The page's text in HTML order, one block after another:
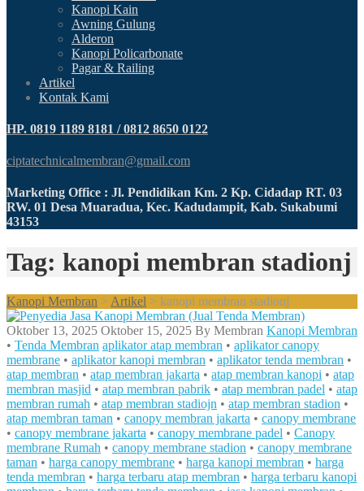
Kanopi Kain
Awning Gulung
Alderon
Kanopi Policarbonate
Pagar & Railing
Artikel
Kontak Kami
HP. 0819 1189 8181 / 0812 8650 0122
ciptatechnicalmembran@gmail.com
Marketing Office : Jl. Pendidikan Km. 2 Kp. Cidadap RT. 03
RW. 01 Desa Muaradua, Kec. Kadudampit, Kab. Sukabumi
43153
Tag: kanopi membran stadionj
Kanopi Membran > Artikel > kanopi membran stadionj
Oktober 13, 2025 Oktober 15, 2025 By Membran Kanopi Membran
• Tenda Membran aplikator atap membran • aplikator canopy
membrane • aplikator kanopi membran • aplikator tenda membran •
atap membran • atap membran jakarta • atap membran kanopi • atap
membran masjid • atap membran pabrik • atap membran padel • atap
membran rumah • atap membran stadiojn • atap membran stadion •
atap membran taman • canopy membran jakarta • canopy membrane
• canopy membrane jakarta • canopy membrane padel • Canopy
membrane Rumah • canopy membrane stadion • canopy membrane
taman • harga canopy membrane • harga kanopi membran • harga
tenda membran • harga terbaru atap membran • harga terbaru kanopi